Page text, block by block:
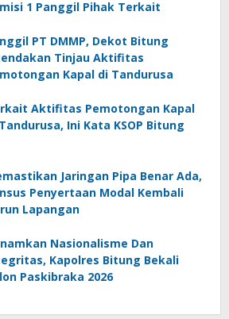
1 Panggil Pihak Terkait
PT DMMP, Dekot Bitung
Tinjau Aktifitas
Kapal di Tandurusa
Aktifitas Pemotongan Kapal
Ini Kata KSOP Bitung
Jaringan Pipa Benar Ada,
Penyertaan Modal Kembali
Lapangan
Nasionalisme Dan
Kapolres Bitung Bekali
Paskibraka 2026